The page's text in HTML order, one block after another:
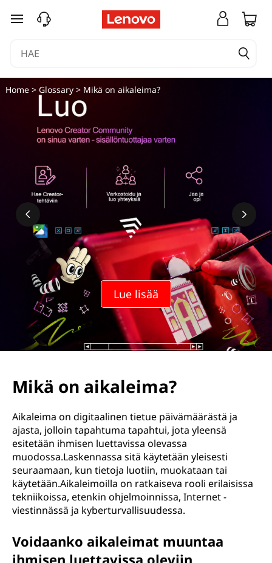
siirry pääsisältöön
Lue lisää
Home> Glossary> Mikä on aikaleima?
Mikä on aikaleima?
Aikaleima on digitaalinen tietue päivämäärästä ja
ajasta, jolloin tapahtuma tapahtui, jota yleensä
esitetään ihmisen luettavissa olevassa
muodossa.Laskennassa sitä käytetään yleisesti
seuraamaan, kun tietoja luotiin, muokataan tai
käytetään.Aikaleimoilla on ratkaiseva rooli erilaisissa
tekniikoissa, etenkin ohjelmoinnissa, Internet -
viestinnässä ja kyberturvallisuudessa.
Voidaanko aikaleimat muuntaa
ihmisen luettavissa oleviin